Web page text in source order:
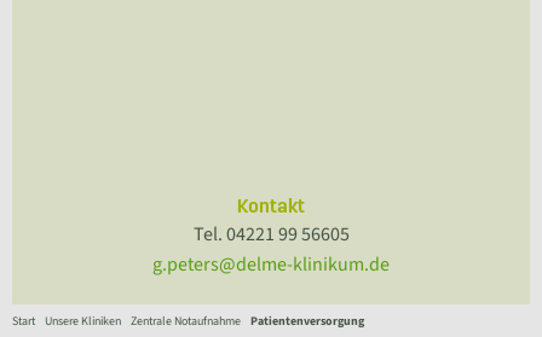
Kontakt
Tel. 04221 99 56605
g.peters@delme-klinikum.de
Start Unsere Kliniken Zentrale Notaufnahme Patientenversorgung